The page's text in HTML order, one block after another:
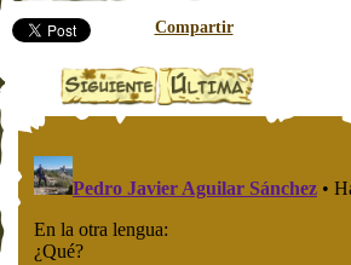
Compartir